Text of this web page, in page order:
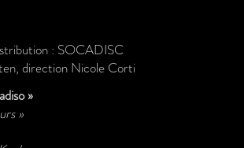
: SOCADISC
direction Nicole Corti
»
»